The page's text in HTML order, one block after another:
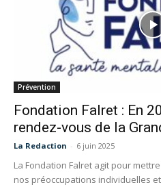
Prévention
Fondation Falret : En
rendez-vous de la
La Redaction - 6 juin 2025
La Fondation Falret agit pour
nos préoccupations individuelles